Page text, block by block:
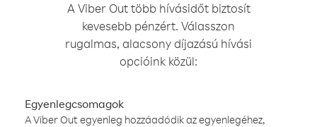
A Viber Out több hívásidőt biztosít
kevesebb pénzért. Válasszon
rugalmas, alacsony díjazású hívási
opcióink közül:
Egyenlegcsomagok
A Viber Out egyenleg hozzáadódik az egyenlegéhez,